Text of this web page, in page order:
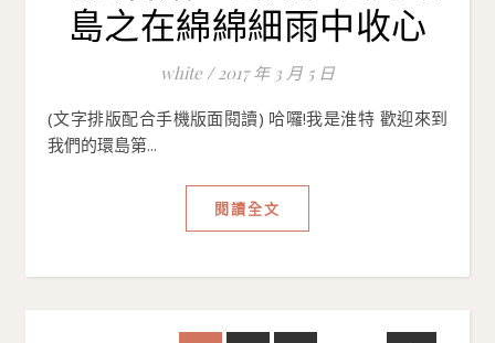
島之在綿綿細雨中收心
white / 2017 年 3 月 5 日
(文字排版配合手機版面閱讀) 哈囉!我是淮特 歡迎來到
我們的環島第...
閱讀全文